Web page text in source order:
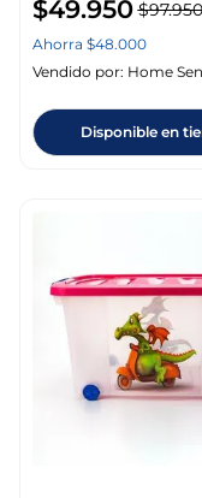
$49.950 $97.950
Ahorra $48.000
Vendido por: Home
Disponible en